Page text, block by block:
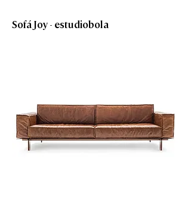
Sofá Joy - estudiobola